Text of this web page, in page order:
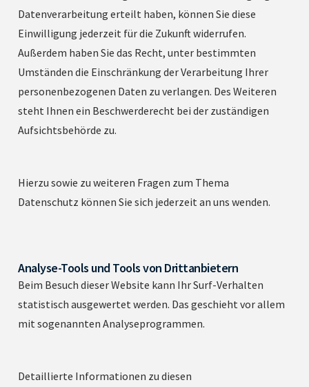
Datenverarbeitung erteilt haben, können Sie diese
Einwilligung jederzeit für die Zukunft widerrufen.
Außerdem haben Sie das Recht, unter bestimmten
Umständen die Einschränkung der Verarbeitung Ihrer
personenbezogenen Daten zu verlangen. Des Weiteren
steht Ihnen ein Beschwerderecht bei der zuständigen
Aufsichtsbehörde zu.
Hierzu sowie zu weiteren Fragen zum Thema
Datenschutz können Sie sich jederzeit an uns wenden.
Analyse-Tools und Tools von Drittanbietern
Beim Besuch dieser Website kann Ihr Surf-Verhalten
statistisch ausgewertet werden. Das geschieht vor allem
mit sogenannten Analyseprogrammen.
Detaillierte Informationen zu diesen